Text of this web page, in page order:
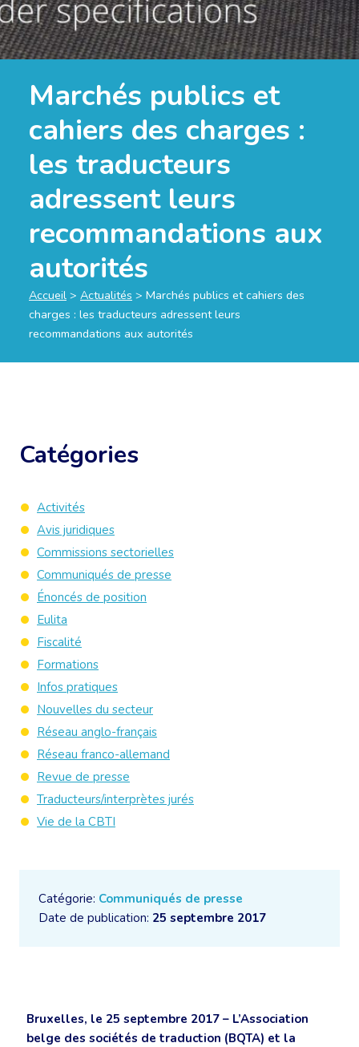
Marchés publics et
cahiers des charges :
les traducteurs
adressent leurs
recommandations aux
autorités
Accueil > Actualités > Marchés publics et cahiers des
charges : les traducteurs adressent leurs
recommandations aux autorités
Catégorie: Communiqués de presse
Date de publication: 25 septembre 2017
Bruxelles, le 25 septembre 2017 – L’Association
belge des sociétés de traduction (BQTA) et la
Catégories
Activités
Avis juridiques
Commissions sectorielles
Communiqués de presse
Énoncés de position
Eulita
Fiscalité
Formations
Infos pratiques
Nouvelles du secteur
Réseau anglo-français
Réseau franco-allemand
Revue de presse
Traducteurs/interprètes jurés
Vie de la CBTI